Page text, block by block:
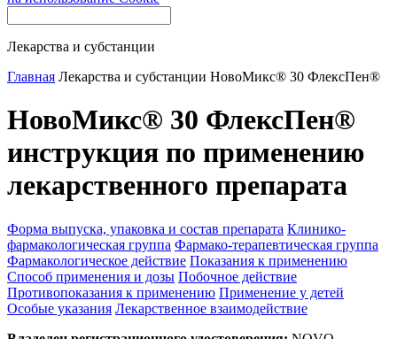
Лекарства и субстанции
Главная Лекарства и субстанции НовоМикс® 30 ФлексПен®
НовоМикс® 30 ФлексПен®
инструкция по применению
лекарственного препарата
Форма выпуска, упаковка и состав препарата Клинико-
фармакологическая группа Фармако-терапевтическая группа
Фармакологическое действие Показания к применению
Способ применения и дозы Побочное действие
Противопоказания к применению Применение у детей
Особые указания Лекарственное взаимодействие